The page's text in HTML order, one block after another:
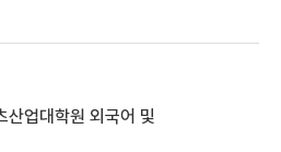
업대학원 외국어 및